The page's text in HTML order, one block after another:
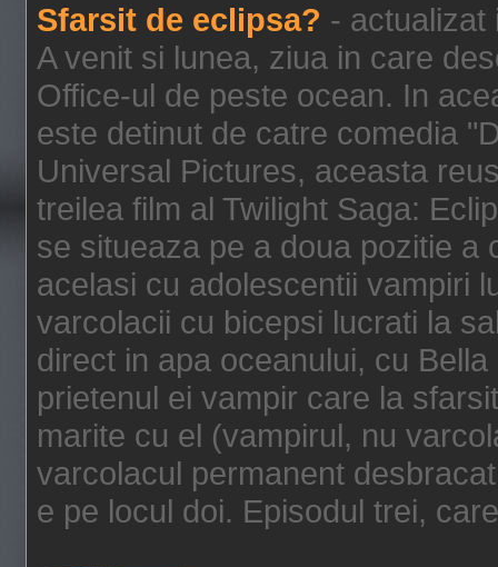
Sfarsit de eclipsa? - actualizat
A venit si lunea, ziua in care
Office-ul de peste ocean. In
este detinut de catre comedia
Universal Pictures, aceasta
treilea film al Twilight Saga:
se situeaza pe a doua pozitie a
acelasi cu adolescentii vampiri
varcolacii cu bicepsi lucrati la
direct in apa oceanului, cu
prietenul ei vampir care la
marite cu el (vampirul, nu
varcolacul permanent
e pe locul doi. Episodul trei,